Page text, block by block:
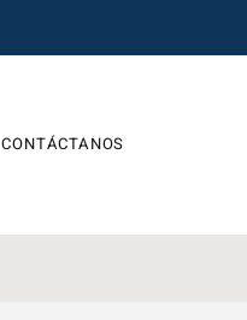
CONTÁCTANOS